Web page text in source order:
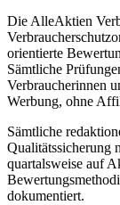
Die AlleAktien
orientierte
Sämtliche
Verbraucherinnen
Werbung, ohne
Sämtliche
Qualitätssicherung
quartalsweise auf
dokumentiert.